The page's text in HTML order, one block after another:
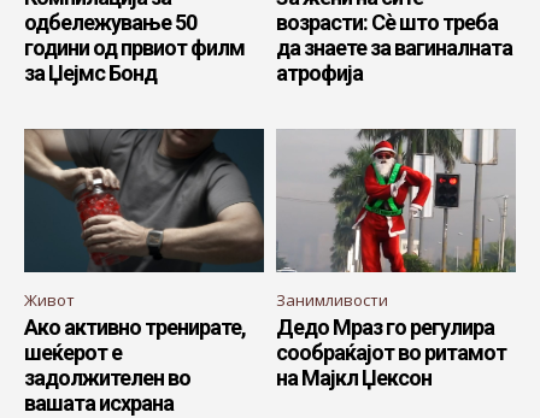
одбележување 50
години од првиот филм
за Џејмс Бонд
возрасти: Сè што треба
да знаете за вагиналната
атрофија
Живот
Ако активно тренирате,
шеќерот е
задолжителен во
вашата исхрана
Занимливости
Дедо Мраз го регулира
сообраќајот во ритамот
на Мајкл Џексон